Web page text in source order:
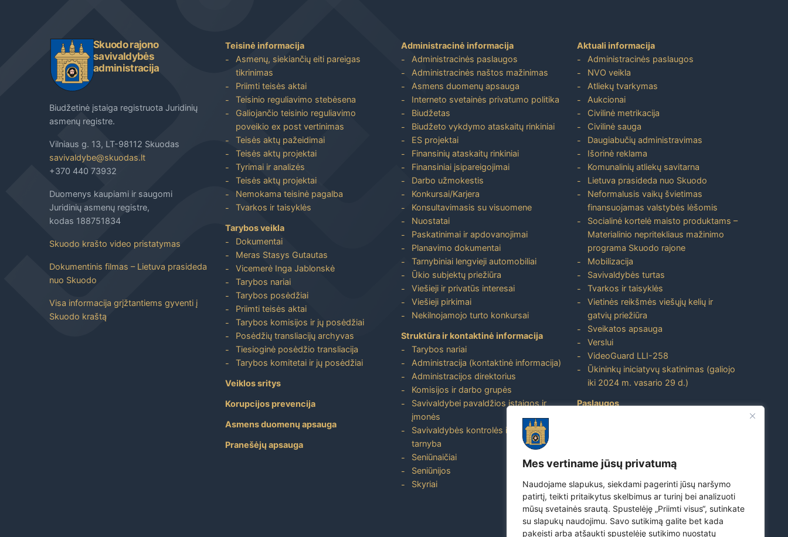
Mes vertiname jūsų privatumą
Naudojame slapukus, siekdami pagerinti jūsų naršymo
patirtį, teikti pritaikytus skelbimus ar turinį bei analizuoti
mūsų svetainės srautą. Spustelėję „Priimti visus“, sutinkate
su slapukų naudojimu. Savo sutikimą galite bet kada
pakeisti arba atšaukti spustelėję sutikimo nuostatų
Skuodo rajono
savivaldybės
administracija
Biudžetinė įstaiga registruota Juridinių
asmenų registre.
Vilniaus g. 13, LT-98112 Skuodas
savivaldybe@skuodas.lt
+370 440 73932
Duomenys kaupiami ir saugomi
Juridinių asmenų registre,
kodas 188751834
Skuodo krašto video pristatymas
Dokumentinis filmas – Lietuva prasideda
nuo Skuodo
Visa informacija grįžtantiems gyventi į
Skuodo kraštą
Teisinė informacija
Asmenų, siekiančių eiti pareigas
tikrinimas
Priimti teisės aktai
Teisinio reguliavimo stebėsena
Galiojančio teisinio reguliavimo
poveikio ex post vertinimas
Teisės aktų pažeidimai
Teisės aktų projektai
Tyrimai ir analizės
Teisės aktų projektai
Nemokama teisinė pagalba
Tvarkos ir taisyklės
Tarybos veikla
Dokumentai
Meras Stasys Gutautas
Vicemerė Inga Jablonskė
Tarybos nariai
Tarybos posėdžiai
Priimti teisės aktai
Tarybos komisijos ir jų posėdžiai
Posėdžių transliacijų archyvas
Tiesioginė posėdžio transliacija
Tarybos komitetai ir jų posėdžiai
Veiklos sritys
Korupcijos prevencija
Asmens duomenų apsauga
Pranešėjų apsauga
Administracinė informacija
Administracinės paslaugos
Administracinės naštos mažinimas
Asmens duomenų apsauga
Interneto svetainės privatumo politika
Biudžetas
Biudžeto vykdymo ataskaitų rinkiniai
ES projektai
Finansinių ataskaitų rinkiniai
Finansiniai įsipareigojimai
Darbo užmokestis
Konkursai/Karjera
Konsultavimasis su visuomene
Nuostatai
Paskatinimai ir apdovanojimai
Planavimo dokumentai
Tarnybiniai lengvieji automobiliai
Ūkio subjektų priežiūra
Viešieji ir privatūs interesai
Viešieji pirkimai
Nekilnojamojo turto konkursai
Struktūra ir kontaktinė informacija
Tarybos nariai
Administracija (kontaktinė informacija)
Administracijos direktorius
Komisijos ir darbo grupės
Savivaldybei pavaldžios įstaigos ir
įmonės
Savivaldybės kontrolės ir audito
tarnyba
Seniūnaičiai
Seniūnijos
Skyriai
Aktuali informacija
Administracinės paslaugos
NVO veikla
Atliekų tvarkymas
Aukcionai
Civilinė metrikacija
Civilinė sauga
Daugiabučių administravimas
Išorinė reklama
Komunalinių atliekų savitarna
Lietuva prasideda nuo Skuodo
Neformalusis vaikų švietimas
finansuojamas valstybės lėšomis
Socialinė kortelė maisto produktams –
Materialinio nepritekliaus mažinimo
programa Skuodo rajone
Mobilizacija
Savivaldybės turtas
Tvarkos ir taisyklės
Vietinės reikšmės viešųjų kelių ir
gatvių priežiūra
Sveikatos apsauga
Verslui
VideoGuard LLI-258
Ūkininkų iniciatyvų skatinimas (galiojo
iki 2024 m. vasario 29 d.)
Paslaugos
Dažniausiai užduodami klausimai
Apie savivaldybę
Skuodo rajono turizmo ir verslo
prekės ženklas
Susipažinkite su Skuodo rajono